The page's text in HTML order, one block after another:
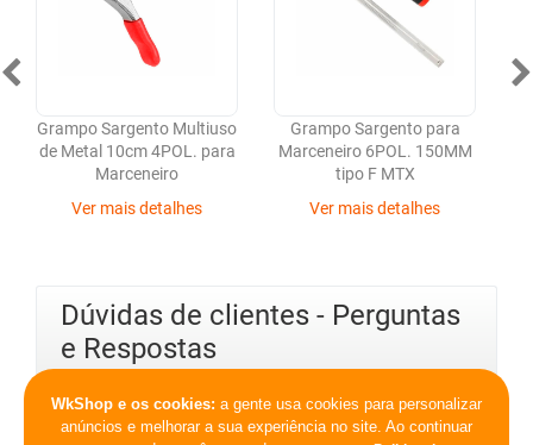
Grampo Sargento Multiuso
de Metal 10cm 4POL. para
Marceneiro
Ver mais detalhes
Grampo Sargento para
Marceneiro 6POL. 150MM
tipo F MTX
Ver mais detalhes
Dúvidas de clientes - Perguntas
e Respostas
WkShop e os cookies: a gente usa cookies para personalizar
anúncios e melhorar a sua experiência no site. Ao continuar